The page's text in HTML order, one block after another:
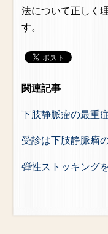
法について正しく
す。
関連記事
下肢静脈瘤の最重
受診は下肢静脈瘤
弾性ストッキング